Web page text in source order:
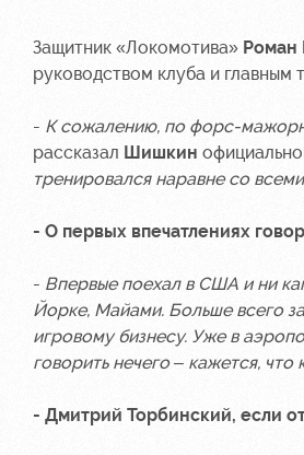
Защитник «Локомотива»
руководством клуба и главным
- К сожалению, по форс-
рассказал Шишкин
тренировался наравне со
- О первых впечатлениях
- Впервые поехал в США и ни
Йорке, Майами. Больше всего
игровому бизнесу. Уже в
говорить нечего – кажется,
- Дмитрий Торбинский, если